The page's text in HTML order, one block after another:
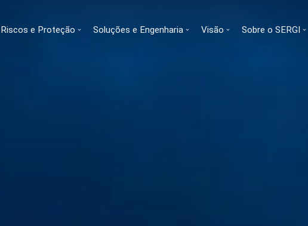
Riscos e Proteção Soluções e Engenharia Visão Sobre o SERGI